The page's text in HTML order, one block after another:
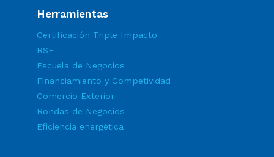
Herramientas
Certificación Triple Impacto
RSE
Escuela de Negocios
Financiamiento y Competividad
Comercio Exterior
Rondas de Negocios
Eficiencia energética